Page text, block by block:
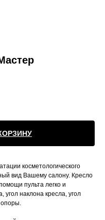
косметологического
вид Вашему салону. Кресло
пульта легко и
угол наклона кресла, угол
опоры.